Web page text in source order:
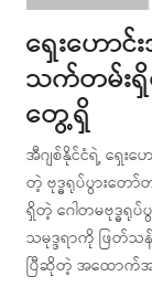
ရှေးဟောင်
သက်တမ်းရှိ
တွေ့ရှိ
အီဂျစ်နိုင်ငံရဲ့ ရှေး
တဲ့ ဗုဒ္ဓရုပ်ပွားတ
ရှိတဲ့ ဂေါတမဗုဒ္ဓရု
သမုဒ္ဒရာကို ဖြတ်သ
ပြီဆိုတဲ့ အထောက်အ